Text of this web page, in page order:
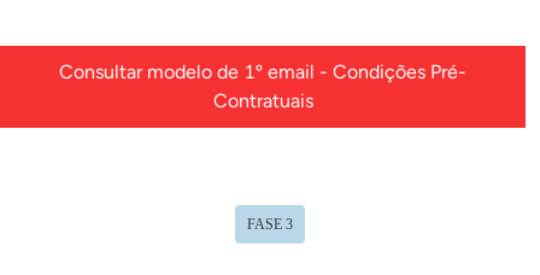
Consultar modelo de 1º email - Condições Pré-
Contratuais
FASE 3